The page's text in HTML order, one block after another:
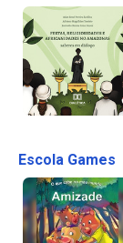
Escola Games